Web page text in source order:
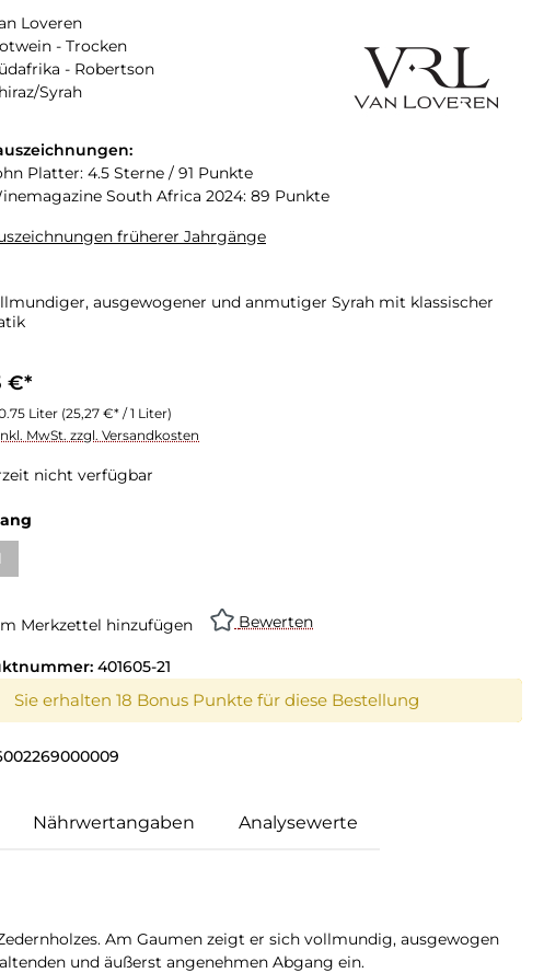
Loveren
- Trocken
- Robertson
Syrah
Platter: 4.5 Sterne / 91 Punkte
South Africa 2024: 89 Punkte
früherer Jahrgänge
ausgewogener und anmutiger Syrah mit klassischer
€*
Liter (25,27 €* / 1 Liter)
MwSt. zzgl. Versandkosten
nicht verfügbar
Merkzettel hinzufügen Bewerten
401605-21
Sie erhalten 18 Bonus Punkte für diese Bestellung
Nährwertangaben Analysewerte
Am Gaumen zeigt er sich vollmundig, ausgewogen
und äußerst angenehmen Abgang ein.